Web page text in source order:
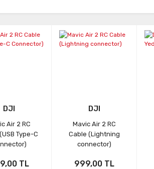
DJI
Air 2 RC
Type-C
TL
DJI
Mavic Air 2 RC
Cable (Lightning
connector)
999,00 TL